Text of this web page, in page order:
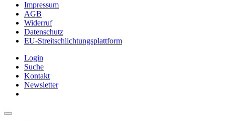
Impressum
AGB
Widerruf
Datenschutz
EU-Streitschlichtungsplattform
Login
Suche
Kontakt
Newsletter